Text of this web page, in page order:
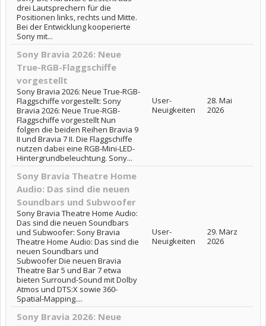
drei Lautsprechern für die
Positionen links, rechts und Mitte.
Bei der Entwicklung kooperierte
Sony mit...
Sony Bravia 2026: Neue
True-RGB-Flaggschiffe
vorgestellt
Sony Bravia 2026: Neue True-RGB-
Flaggschiffe vorgestellt: Sony
Bravia 2026: Neue True-RGB-
Flaggschiffe vorgestellt Nun
folgen die beiden Reihen Bravia 9
II und Bravia 7 II. Die Flaggschiffe
nutzen dabei eine RGB-Mini-LED-
Hintergrundbeleuchtung. Sony...
User-
Neuigkeiten
28. Mai
2026
Sony Bravia Theatre Home
Audio: Das sind die neuen
Soundbars und Subwoofer
Sony Bravia Theatre Home Audio:
Das sind die neuen Soundbars
und Subwoofer: Sony Bravia
Theatre Home Audio: Das sind die
neuen Soundbars und
Subwoofer Die neuen Bravia
Theatre Bar 5 und Bar 7 etwa
bieten Surround-Sound mit Dolby
Atmos und DTS:X sowie 360-
Spatial-Mapping....
User-
Neuigkeiten
29. März
2026
Sony Bravia 2026: Neue